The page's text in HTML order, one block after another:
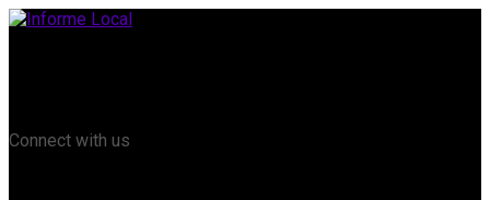
Connect with us